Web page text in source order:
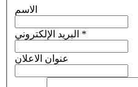
الاسم
*
عنوان الاعلان